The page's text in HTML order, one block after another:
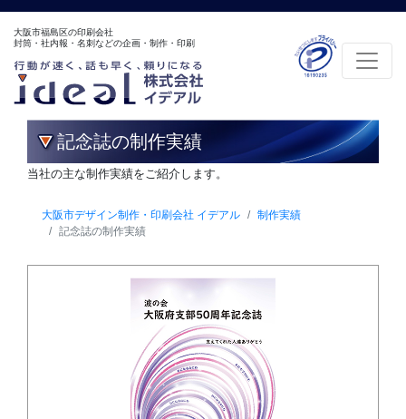
大阪市福島区の印刷会社
封筒・社内報・名刺などの企画・制作・印刷
記念誌の制作実績
当社の主な制作実績をご紹介します。
大阪市デザイン制作・印刷会社 イデアル
制作実績
記念誌の制作実績